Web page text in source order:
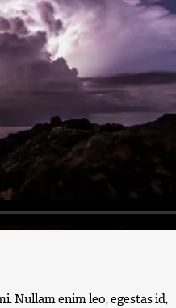
Nullam enim leo, egestas id,